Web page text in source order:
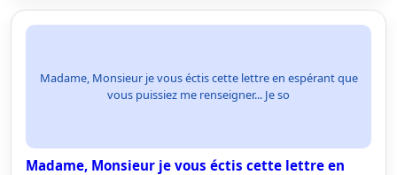
Madame, Monsieur je vous éctis cette lettre en espérant que
vous puissiez me renseigner... Je so
Madame, Monsieur je vous éctis cette lettre en